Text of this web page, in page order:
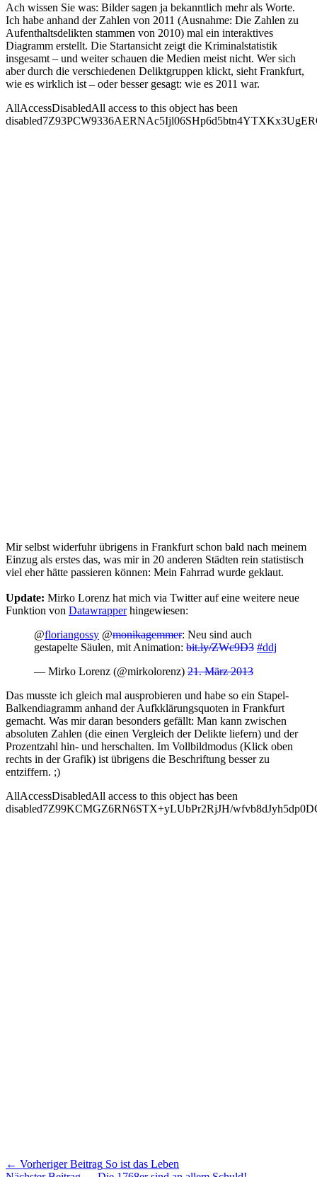
Ach wissen Sie was: Bilder sagen ja bekanntlich mehr als Worte.
Ich habe anhand der Zahlen von 2011 (Ausnahme: Die Zahlen zu
Aufenthaltsdelikten stammen von 2010) mal ein interaktives
Diagramm erstellt. Die Startansicht zeigt die Kriminalstatistik
insgesamt – und weiter schauen die Medien meist nicht. Wer sich
aber durch die verschiedenen Deliktgruppen klickt, sieht Frankfurt,
wie es wirklich ist – oder besser gesagt: wie es 2011 war.
Mir selbst widerfuhr übrigens in Frankfurt schon bald nach meinem
Einzug als erstes das, was mir in 20 anderen Städten rein statistisch
viel eher hätte passieren können: Mein Fahrrad wurde geklaut.
Update: Mirko Lorenz hat mich via Twitter auf eine weitere neue
Funktion von Datawrapperhingewiesen:
@floriangossy @monikagemmer: Neu sind auch
gestapelte Säulen, mit Animation: bit.ly/ZWc9D3 #ddj
— Mirko Lorenz (@mirkolorenz) 21. März 2013
Das musste ich gleich mal ausprobieren und habe so ein Stapel-
Balkendiagramm anhand der Aufkklärungsquoten in Frankfurt
gemacht. Was mir daran besonders gefällt: Man kann zwischen
absoluten Zahlen (die einen Vergleich der Delikte liefern) und der
Prozentzahl hin- und herschalten. Im Vollbildmodus (Klick oben
rechts in der Grafik) ist übrigens die Beschriftung besser zu
entziffern. ;)
Artikel-
← Vorheriger Beitrag So ist das Leben